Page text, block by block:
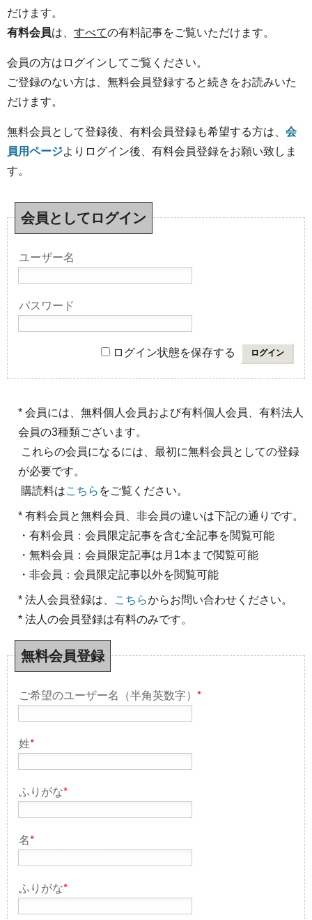
だけます。
有料会員は、 すべての有料記事をご覧いただけます。
会員の方はログインしてご覧ください。
ご登録のない方は、無料会員登録すると続きをお読みいた
だけます。
無料会員として登録後、有料会員登録も希望する方は、 会
員用ページよりログイン後、有料会員登録をお願い致しま
す。
会員としてログイン
ユーザー名
パスワード
ログイン状態を保存する
* 会員には、無料個人会員および有料個人会員、有料法人
会員の3種類ございます。
これらの会員になるには、最初に無料会員としての登録
が必要です。
購読料はこちら をご覧ください。
* 有料会員と無料会員、非会員の違いは下記の通りです。
・有料会員：会員限定記事を含む全記事を閲覧可能
・無料会員：会員限定記事は月1本まで閲覧可能
・非会員：会員限定記事以外を閲覧可能
* 法人会員登録は、 こちらからお問い合わせください。
* 法人の会員登録は有料のみです。
無料会員登録
ご希望のユーザー名（半角英数字） *
姓*
ふりがな*
名*
ふりがな*